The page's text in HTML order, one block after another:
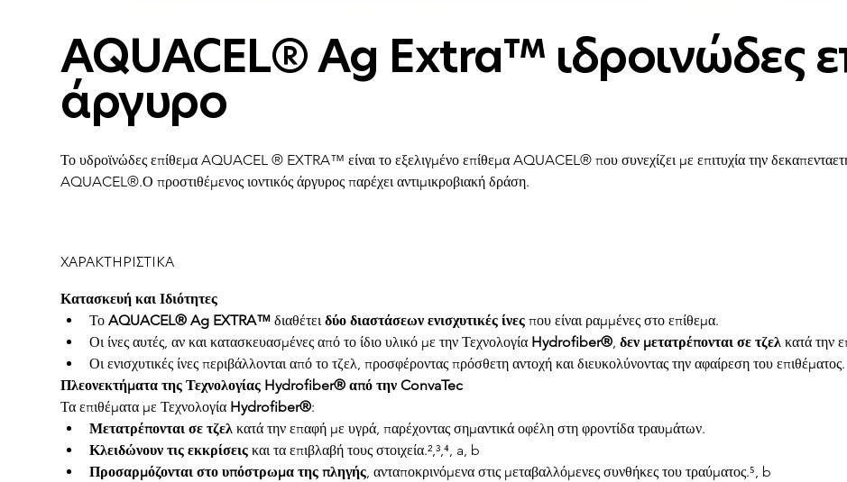
AQUACEL® Ag Extra™ ιδροινώδες
άργυρο
Το υδροϊνώδες επίθεμα AQUACEL ® EXTRA™ είναι το εξελιγμένο επίθεμα AQUACEL® που συνεχίζει με επιτυχία την
AQUACEL®.Ο προστιθέμενος ιοντικός άργυρος παρέχει αντιμικροβιακή δράση.
ΧΑΡΑΚΤΗΡΙΣΤΙΚΑ
Κατασκευή και Ιδιότητες
Το AQUACEL® Ag EXTRA™ διαθέτει δύο διαστάσεων ενισχυτικές ίνες που είναι ραμμένες στο επίθεμα.
Οι ίνες αυτές, αν και κατασκευασμένες από το ίδιο υλικό με την Τεχνολογία Hydrofiber®, δεν μετατρέπονται σε τζελ κατά την
Οι ενισχυτικές ίνες περιβάλλονται από το τζελ, προσφέροντας πρόσθετη αντοχή και διευκολύνοντας την αφαίρεση του επιθέματος.
Πλεονεκτήματα της Τεχνολογίας Hydrofiber® από την ConvaTec
Τα επιθέματα με Τεχνολογία Hydrofiber®:
Μετατρέπονται σε τζελ κατά την επαφή με υγρά, παρέχοντας σημαντικά οφέλη στη φροντίδα τραυμάτων.
Κλειδώνουν τις εκκρίσεις και τα επιβλαβή τους στοιχεία.²,³,⁴, a, b
Προσαρμόζονται στο υπόστρωμα της πληγής, ανταποκρινόμενα στις μεταβαλλόμενες συνθήκες του τραύματος.⁵, b